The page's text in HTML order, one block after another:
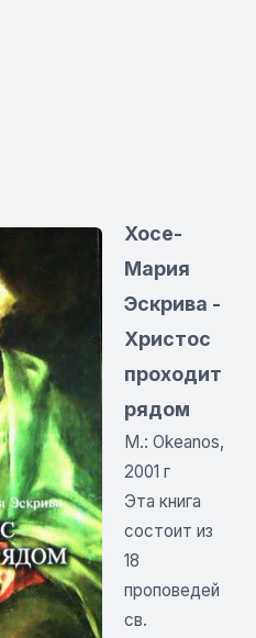
Хосе-
Мария
Эскрива -
Христос
проходит
рядом
М.: Okeanos,
2001 г
Эта книга
состоит из
18
проповедей
св.